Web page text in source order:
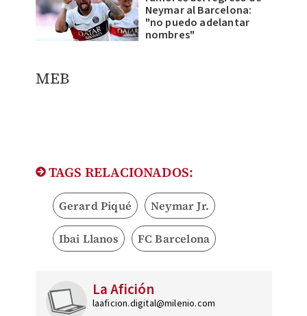
Neymar al Barcelona:
"no puedo adelantar
nombres"
MEB
TAGS RELACIONADOS:
Gerard Piqué Neymar Jr.
Ibai Llanos FC Barcelona
La Afición
laaficion.digital@milenio.com